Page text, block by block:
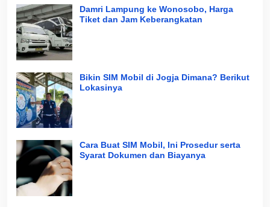
Damri Lampung ke Wonosobo, Harga
Tiket dan Jam Keberangkatan
Bikin SIM Mobil di Jogja Dimana? Berikut
Lokasinya
Cara Buat SIM Mobil, Ini Prosedur serta
Syarat Dokumen dan Biayanya